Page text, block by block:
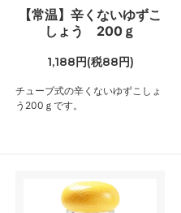
【常温】辛くないゆずこ
しょう 200ｇ
1,188円(税88円)
チューブ式の辛くないゆずこしょ
う200ｇです。